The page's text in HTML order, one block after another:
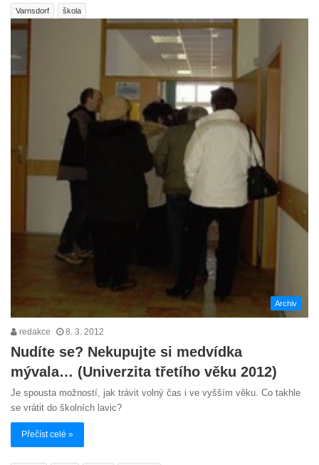
Varnsdorf škola
Archiv
redakce 8. 3. 2012
Nudíte se? Nekupujte si medvídka
mývala… (Univerzita třetího věku 2012)
Je spousta možností, jak trávit volný čas i ve vyšším věku. Co takhle
se vrátit do školních lavic?
Přečíst celé »